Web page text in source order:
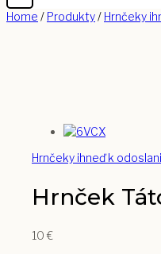
Home / Produkty/ Hrnčeky
Hrnčeky ihneď k
Hrnček
10 €